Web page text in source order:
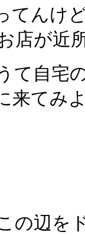
てんけ
店が近
て自宅
来てみ
の辺を